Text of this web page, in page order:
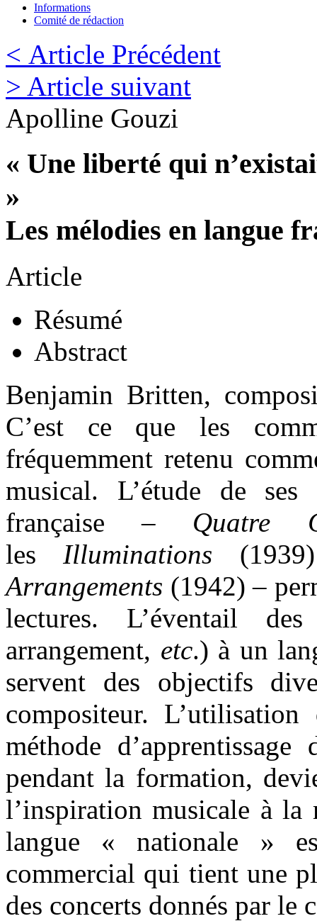
Informations
Comité de rédaction
< Article Précédent
> Article suivant
Apolline Gouzi
« Une liberté qui
»
Les mélodies en langue
Article
Résumé
Abstract
Benjamin Britten,
C’est ce que les
fréquemment retenu
musical. L’étude de
française – Quatre
les Illuminations
Arrangements (1942) –
lectures. L’éventail
arrangement, etc.) à un
servent des objectifs
compositeur. L’utilisation
méthode
pendant la formation,
l’inspiration musicale à la
langue « nationale »
commercial qui tient une
des concerts donnés par le